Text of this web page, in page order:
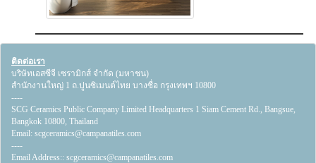
ติดต่อเรา
บริษัทเอสซีจี เซรามิกส์ จำกัด (มหาชน)
สำนักงานใหญ่ 1 ถ.ปูนซิเมนต์ไทย บางซื่อ กรุงเทพฯ 10800
----
SCG Ceramics Public Company Limited Headquarters 1 Siam Cement Rd., Bangsue,
Bangkok 10800, Thailand
Email: scgceramics@campanatiles.com
----
Email Address:: scgceramics@campanatiles.com